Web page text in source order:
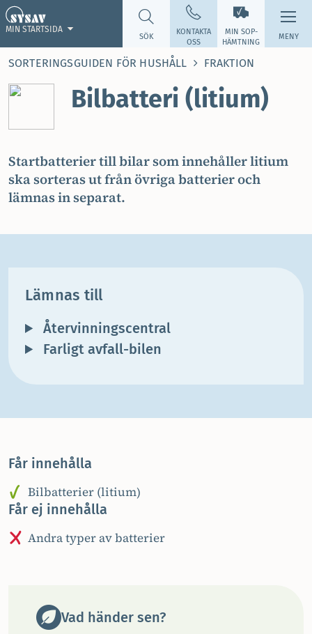
MIN SOP­
HÄMTNING
SÖK
KONTAKTA
OSS
MENY
MIN STARTSIDA
SORTERINGSGUIDEN FÖR HUSHÅLL FRAKTION
Bilbatteri (litium)
Startbatterier till bilar som innehåller litium
ska sorteras ut från övriga batterier och
lämnas in separat.
Lämnas till
Återvinningscentral
Farligt avfall-bilen
Får innehålla
Bilbatterier (litium)
Får ej innehålla
Andra typer av batterier
Vad händer sen?